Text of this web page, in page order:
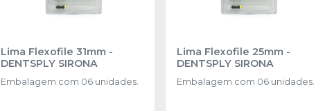
Lima Flexofile 31mm -
DENTSPLY SIRONA
Embalagem com 06 unidades.
Lima Flexofile 25mm-
DENTSPLY SIRONA
Embalagem com 06 unidades.